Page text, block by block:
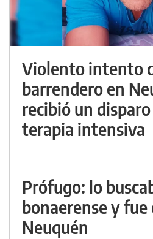
Violento intento
barrendero en
recibió un
terapia intensiva
Prófugo: lo
bonaerense y
Neuquén